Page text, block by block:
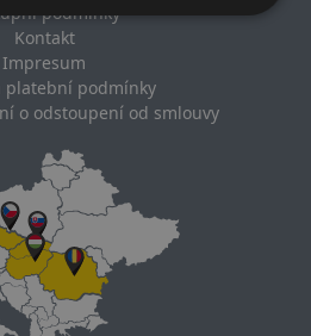
podmínky
Kontakt
Impresum
platební podmínky
o odstoupení od smlouvy